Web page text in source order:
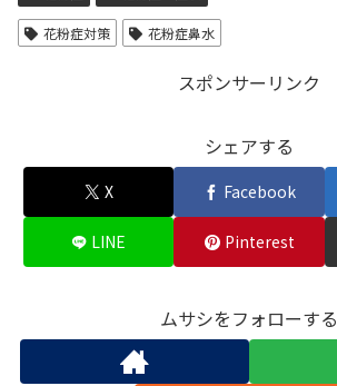
花粉症対策 花粉症鼻水
スポンサーリンク
シェアする
X Facebook
LINE Pinterest
ムサシをフォローする